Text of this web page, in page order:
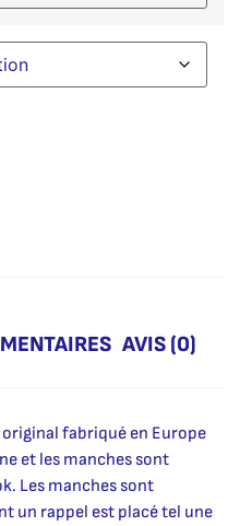
AVIS (0)
fabriqué en Europe
et les manches sont
Les manches sont
un rappel est placé tel une